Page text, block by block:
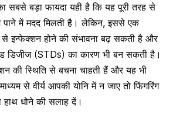
सबसे बड़ा फायदा यही है कि यह पूरी तरह से
में मदद मिलती है। लेकिन, इससे एक
से इन्फेक्शन होने की संभावना बढ़ सकती है और
डिजीज (STDs) का कारण भी बन सकती है।
की स्थितिसे बचना चाहती हैं और यह भी
सेवीर्य आपकी योनि में न जाए तो फिंगरिंग
धोने की सलाह दें।